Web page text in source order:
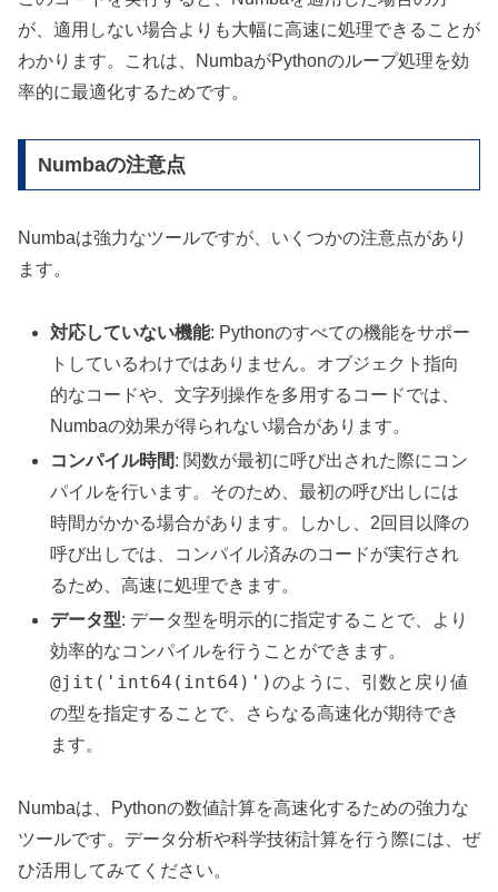
が、適用しない場合よりも大幅に高速に処理できることが
わかります。これは、NumbaがPythonのループ処理を効
率的に最適化するためです。
Numbaの注意点
Numbaは強力なツールですが、いくつかの注意点があり
ます。
対応していない機能: Pythonのすべての機能をサポー
トしているわけではありません。オブジェクト指向
的なコードや、文字列操作を多用するコードでは、
Numbaの効果が得られない場合があります。
コンパイル時間: 関数が最初に呼び出された際にコン
パイルを行います。そのため、最初の呼び出しには
時間がかかる場合があります。しかし、2回目以降の
呼び出しでは、コンパイル済みのコードが実行され
るため、高速に処理できます。
データ型: データ型を明示的に指定することで、より
効率的なコンパイルを行うことができます。
@jit('int64(int64)')のように、引数と戻り値
の型を指定することで、さらなる高速化が期待でき
ます。
Numbaは、Pythonの数値計算を高速化するための強力な
ツールです。データ分析や科学技術計算を行う際には、ぜ
ひ活用してみてください。